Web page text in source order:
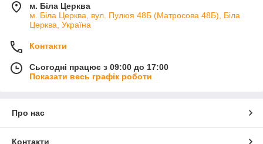
Зарядки для ноутбуків
живлення вашого ноутбука в будь-якому місці та в
будь-який час.
Оберіть потрібний товар для вашого комп'ютера та
використання.
м. Біла Церква
м. Біла Церква, вул. Пулюя 48Б (Матросова 48Б), Біла
Церква, Україна
Контакти
Сьогодні працює з 09:00 до 17:00
Показати весь графік роботи
Про нас
Контакти